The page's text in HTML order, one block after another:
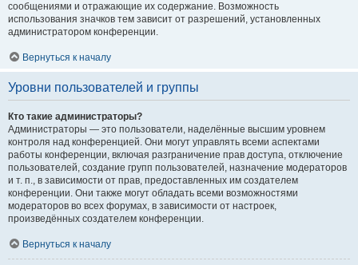
сообщениями и отражающие их содержание. Возможность
использования значков тем зависит от разрешений, установленных
администратором конференции.
Вернуться к началу
Уровни пользователей и группы
Кто такие администраторы?
Администраторы — это пользователи, наделённые высшим уровнем
контроля над конференцией. Они могут управлять всеми аспектами
работы конференции, включая разграничение прав доступа, отключение
пользователей, создание групп пользователей, назначение модераторов
и т. п., в зависимости от прав, предоставленных им создателем
конференции. Они также могут обладать всеми возможностями
модераторов во всех форумах, в зависимости от настроек,
произведённых создателем конференции.
Вернуться к началу